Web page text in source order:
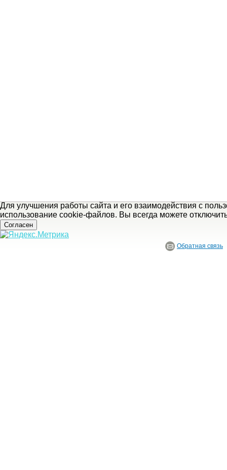
Для улучшения работы сайта и его взаимодействия с
использование cookie-файлов. Вы всегда можете
Согласен
Обратная связь